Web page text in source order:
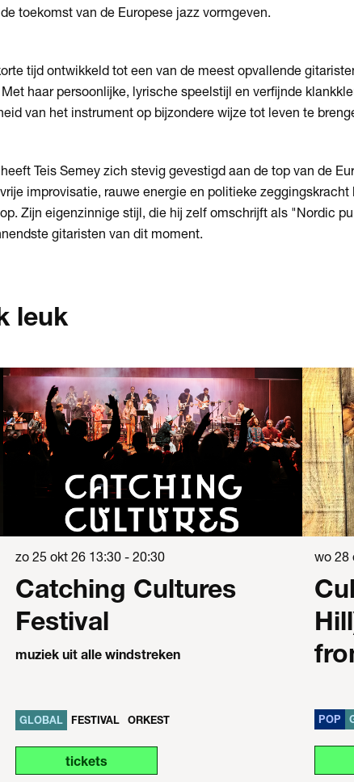
toekomst van de Europese jazz vormgeven.
tijd ontwikkeld tot een van de meest opvallende
haar persoonlijke, lyrische speelstijl en verfijnde
van het instrument op bijzondere wijze tot leven te
Teis Semey zich stevig gevestigd aan de top van de
improvisatie, rauwe energie en politieke zeggingskracht
Zijn eigenzinnige stijl, die hij zelf omschrijft als "Nordic
gitaristen van dit moment.
leuk
Catching Cultures
Festival
muziek uit alle windstreken
zo 25 okt 26 13:30 - 20:30
GLOBAL FESTIVAL ORKEST
tickets
wo 28
POP